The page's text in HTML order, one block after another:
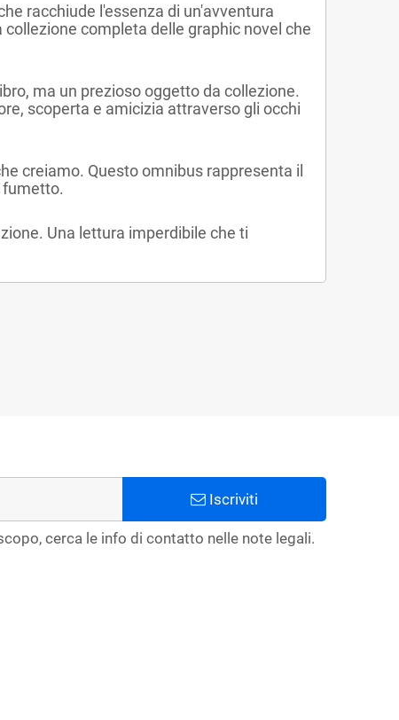
racchiude l'essenza di un'avventura
completa delle graphic novel che
ma un prezioso oggetto da collezione.
scoperta e amicizia attraverso gli occhi
creiamo. Questo omnibus rappresenta il
fumetto.
Una lettura imperdibile che ti
Iscriviti
cerca le info di contatto nelle note legali.